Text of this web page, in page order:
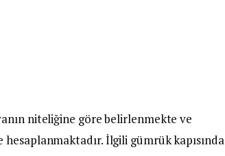
niteliğine göre belirlenmekte ve
İlgili gümrük kapısında